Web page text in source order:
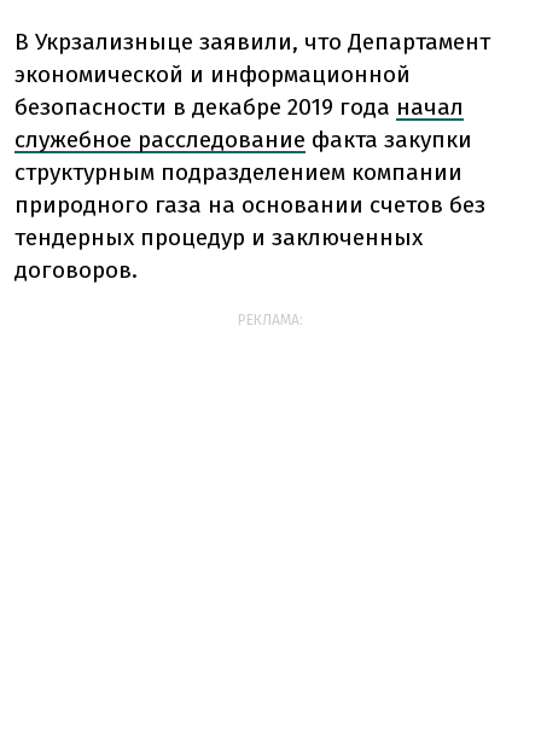
В Укрзализныце заявили, что Департамент
экономической и информационной
безопасности в декабре 2019 года начал
служебное расследование факта закупки
структурным подразделением компании
природного газа на основании счетов без
тендерных процедур и заключенных
договоров.
РЕКЛАМА: